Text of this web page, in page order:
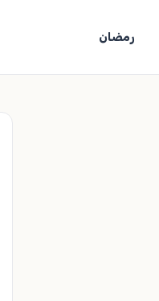
رمضان